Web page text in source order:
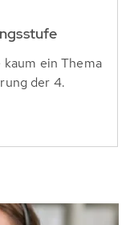
ein Thema
der 4.